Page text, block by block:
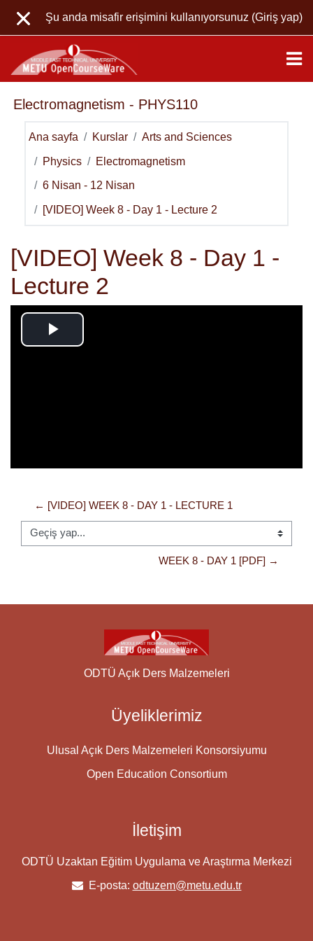
Şu anda misafir erişimini kullanıyorsunuz (Giriş yap)
Electromagnetism - PHYS110
Ana sayfa Kurslar Arts and Sciences
Physics Electromagnetism
6 Nisan - 12 Nisan
[VIDEO] Week 8 - Day 1 - Lecture 2
[VIDEO] Week 8 - Day 1 -
Lecture 2
Videoyu
← [VIDEO] WEEK 8 - DAY 1 - LECTURE 1
Geçiş yap...
WEEK 8 - DAY 1 [PDF] →
ODTÜ Açık Ders Malzemeleri
Üyeliklerimiz
Ulusal Açık Ders Malzemeleri Konsorsiyumu
Open Education Consortium
İletişim
ODTÜ Uzaktan Eğitim Uygulama ve Araştırma Merkezi
E-posta: odtuzem@metu.edu.tr